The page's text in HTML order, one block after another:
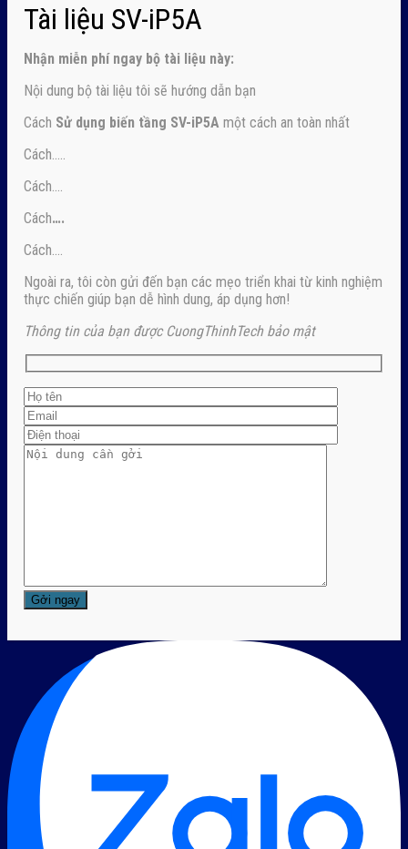
Tài liệu SV-iP5A
Nhận miễn phí ngay bộ tài liệu này:
Nội dung bộ tài liệu tôi sẽ hướng dẫn bạn
Cách Sử dụng biến tầng SV-iP5A một cách an toàn nhất
Cách…..
Cách….
Cách….
Cách….
Ngoài ra, tôi còn gửi đến bạn các mẹo triển khai từ kinh nghiệm
thực chiến giúp bạn dễ hình dung, áp dụng hơn!
Thông tin của bạn được CuongThinhTech bảo mật